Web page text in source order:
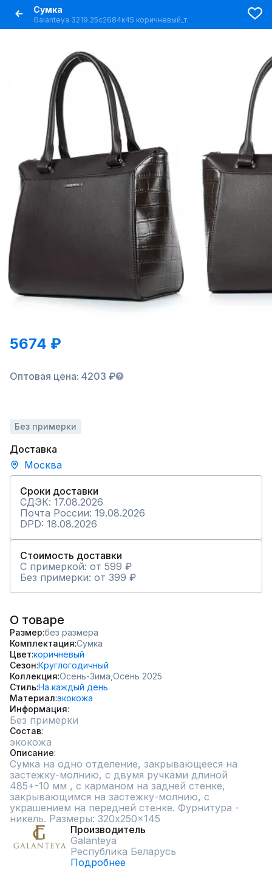
Сумка
Galanteya 3219.25с2684к45 коричневый_т.
5674 ₽
Оптовая цена: 4203 ₽
Без примерки
Доставка
Москва
Сроки доставки
СДЭК: 17.08.2026
Почта России: 19.08.2026
DPD: 18.08.2026
Стоимость доставки
С примеркой: от 599 ₽
Без примерки: от 399 ₽
О товаре
Размер без размера
Комплектация Сумка
Цвет коричневый
Сезон Круглогодичный
Коллекция Осень-Зима, Осень 2025
СтильНа каждый день
Материал экокожа
Информация
Без примерки
Состав
экокожа
Описание
Сумка на одно отделение, закрывающееся на
застежку-молнию, с двумя ручками длиной
485+-10 мм , с карманом на задней стенке,
закрывающимся на застежку-молнию, с
украшением на передней стенке. Фурнитура -
никель. Размеры: 320x250x145
Производитель
Galanteya
Республика Беларусь
Подробнее